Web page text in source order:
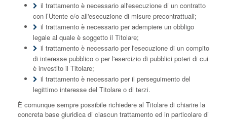
il trattamento è necessario all'esecuzione di un contratto
con l’Utente e/o all'esecuzione di misure precontrattuali;
il trattamento è necessario per adempiere un obbligo
legale al quale è soggetto il Titolare;
il trattamento è necessario per l'esecuzione di un compito
di interesse pubblico o per l'esercizio di pubblici poteri di cui
è investito il Titolare;
il trattamento è necessario per il perseguimento del
legittimo interesse del Titolare o di terzi.
È comunque sempre possibile richiedere al Titolare di chiarire la
concreta base giuridica di ciascun trattamento ed in particolare di